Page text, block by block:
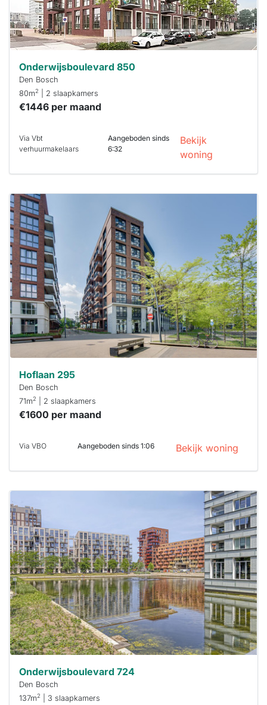
Onderwijsboulevard 850
Den Bosch
80m2 | 2 slaapkamers
€1446 per maand
Via Vbt
verhuurmakelaars
Aangeboden sinds
6:32
Bekijk
woning
Deze woning
is
waarschijnlijk
al verhuurd
Om kans te
maken moet je
binnen 15
minuten
reageren.
Stekkies helpt
je hierbij!
Hoflaan 295
Den Bosch
71m2 | 2 slaapkamers
€1600 per maand
Via VBO Aangeboden sinds 1:06 Bekijk woning
waarschijnlijk
al verhuurd
Om kans te
maken moet je
binnen 15
minuten
reageren.
Stekkies helpt
je hierbij!
Onderwijsboulevard 724
Den Bosch
137m2 | 3 slaapkamers